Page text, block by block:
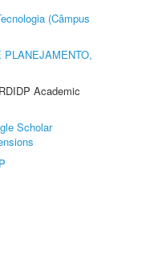
(Câmpus
PLANEJAMENTO,
Academic
Scholar